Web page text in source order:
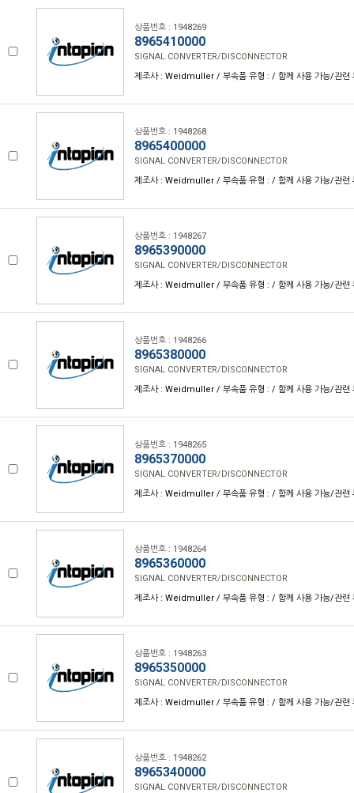
상품번호 : 1948269
8965410000
SIGNAL CONVERTER/DISCONNECTOR
제조사 : Weidmuller / 부속품 유형 : / 함께 사용 가능/관련
상품번호 : 1948268
8965400000
SIGNAL CONVERTER/DISCONNECTOR
제조사 : Weidmuller / 부속품 유형 : / 함께 사용 가능/관련
상품번호 : 1948267
8965390000
SIGNAL CONVERTER/DISCONNECTOR
제조사 : Weidmuller / 부속품 유형 : / 함께 사용 가능/관련
상품번호 : 1948266
8965380000
SIGNAL CONVERTER/DISCONNECTOR
제조사 : Weidmuller / 부속품 유형 : / 함께 사용 가능/관련
상품번호 : 1948265
8965370000
SIGNAL CONVERTER/DISCONNECTOR
제조사 : Weidmuller / 부속품 유형 : / 함께 사용 가능/관련
상품번호 : 1948264
8965360000
SIGNAL CONVERTER/DISCONNECTOR
제조사 : Weidmuller / 부속품 유형 : / 함께 사용 가능/관련
상품번호 : 1948263
8965350000
SIGNAL CONVERTER/DISCONNECTOR
제조사 : Weidmuller / 부속품 유형 : / 함께 사용 가능/관련
상품번호 : 1948262
8965340000
SIGNAL CONVERTER/DISCONNECTOR